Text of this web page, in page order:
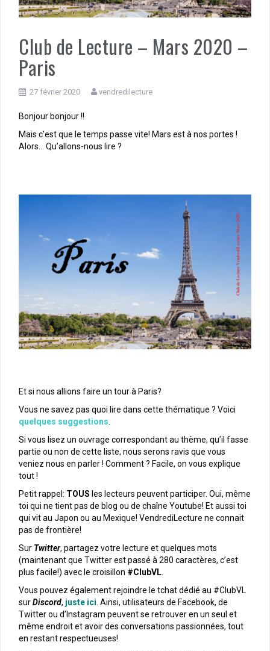
Club de Lecture – Mars 2020 –
Paris
27 février 2020 vendredilecture
Bonjour bonjour !!
Mais c’est que le temps passe vite! Mars est à nos portes !
Alors… Qu’allons-nous lire ?
Et si nous allions faire un tour à Paris?
Vous ne savez pas quoi lire dans cette thématique ? Voici
quelques suggestions
Si vous lisez un ouvrage correspondant au thème, qu’il fasse
partie ou non de cette liste, nous serons ravis que vous
veniez nous en parler ! Comment ? Facile, on vous explique
tout !
Petit rappel: TOUS les lecteurs peuvent participer. Oui, même
toi qui ne tient pas de blog ou de chaîne Youtube! Et aussi toi
qui vit au Japon ou au Mexique! VendrediLecture ne connait
pas de frontière!
Sur Twitter, partagez votre lecture et quelques mots
(maintenant que Twitter est passé à 280 caractères, c’est
plus facile!) avec le croisillon #ClubVL
Vous pouvez également rejoindre le tchat dédié au #ClubVL
surDiscord, juste ici . Ainsi, utilisateurs de Facebook, de
Twitter ou d’Instagram peuvent se retrouver en un seul et
même endroit et avoir des conversations passionnées, tout
en restant respectueuses!